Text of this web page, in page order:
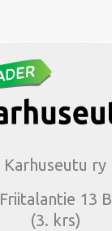
Karhuseutu ry
Friitalantie 13 B
(3. krs)